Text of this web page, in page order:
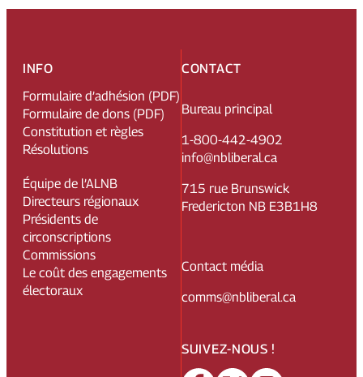
CONTACT
Bureau principal
1-800-442-4902
info@nbliberal.ca
715 rue Brunswick
Fredericton NB E3B1H8
Contact média
comms@nbliberal.ca
INFO
Formulaire d’adhésion (PDF)
Formulaire de dons (PDF)
Constitution et règles
Résolutions
Équipe de l’ALNB
Directeurs régionaux
Présidents de
circonscriptions
Commissions
Le coût des engagements
électoraux
SUIVEZ-NOUS !